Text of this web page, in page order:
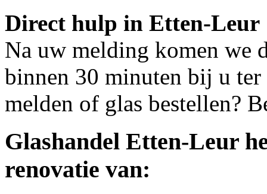
Direct hulp in Etten-Leur
Na uw melding komen we
binnen 30 minuten bij u ter
melden of glas bestellen?
Glashandel Etten-Leur
renovatie van: